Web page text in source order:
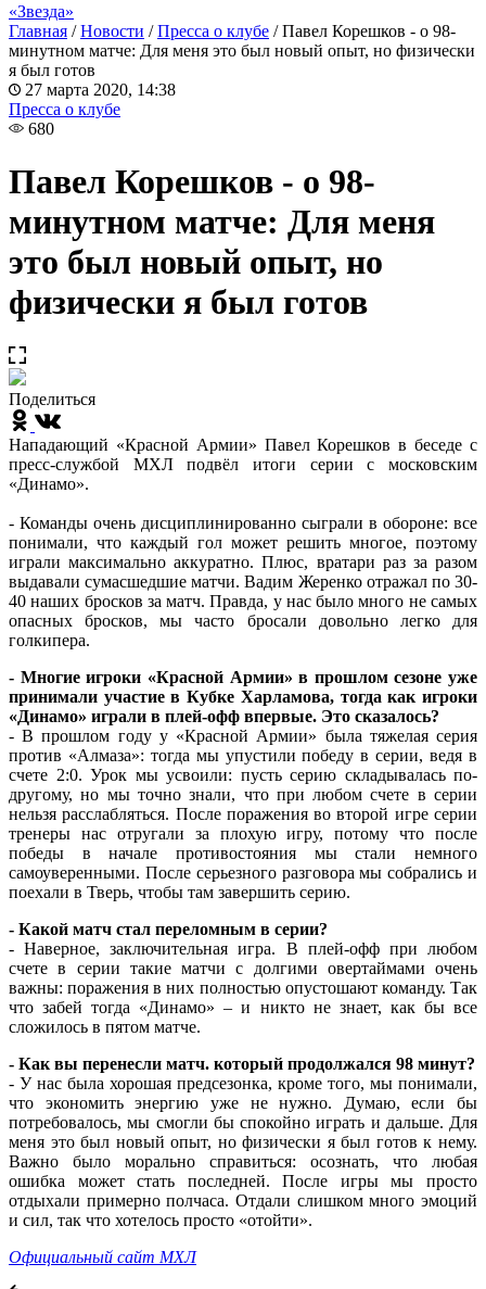
«Звезда»
Главная /Новости /Пресса о клубе /Павел Корешков - о 98-
минутном матче: Для меня это был новый опыт, но физически
я был готов
27 марта 2020, 14:38
Пресса о клубе
680
Павел Корешков - о 98-
минутном матче: Для меня
это был новый опыт, но
физически я был готов
Поделиться
Нападающий «Красной Армии» Павел Корешков в беседе с
пресс-службой МХЛ подвёл итоги серии с московским
«Динамо».
- Команды очень дисциплинированно сыграли в обороне: все
понимали, что каждый гол может решить многое, поэтому
играли максимально аккуратно. Плюс, вратари раз за разом
выдавали сумасшедшие матчи. Вадим Жеренко отражал по 30-
40 наших бросков за матч. Правда, у нас было много не самых
опасных бросков, мы часто бросали довольно легко для
голкипера.
- Многие игроки «Красной Армии» в прошлом сезоне уже
принимали участие в Кубке Харламова, тогда как игроки
«Динамо» играли в плей-офф впервые. Это сказалось?
- В прошлом году у «Красной Армии» была тяжелая серия
против «Алмаза»: тогда мы упустили победу в серии, ведя в
счете 2:0. Урок мы усвоили: пусть серию складывалась по-
другому, но мы точно знали, что при любом счете в серии
нельзя расслабляться. После поражения во второй игре серии
тренеры нас отругали за плохую игру, потому что после
победы в начале противостояния мы стали немного
самоуверенными. После серьезного разговора мы собрались и
поехали в Тверь, чтобы там завершить серию.
- Какой матч стал переломным в серии?
- Наверное, заключительная игра. В плей-офф при любом
счете в серии такие матчи с долгими овертаймами очень
важны: поражения в них полностью опустошают команду. Так
что забей тогда «Динамо» – и никто не знает, как бы все
сложилось в пятом матче.
- Как вы перенесли матч. который продолжался 98 минут?
- У нас была хорошая предсезонка, кроме того, мы понимали,
что экономить энергию уже не нужно. Думаю, если бы
потребовалось, мы смогли бы спокойно играть и дальше. Для
меня это был новый опыт, но физически я был готов к нему.
Важно было морально справиться: осознать, что любая
ошибка может стать последней. После игры мы просто
отдыхали примерно полчаса. Отдали слишком много эмоций
и сил, так что хотелось просто «отойти».
Официальный сайт МХЛ